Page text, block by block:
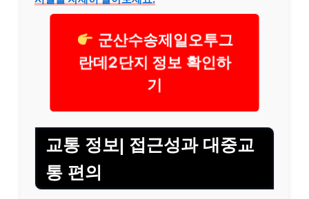
군산수송제일오투그
란데2단지 정보 확인하
기
교통 정보| 접근성과 대중교
통 편의